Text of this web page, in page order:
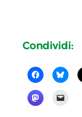
Condividi: